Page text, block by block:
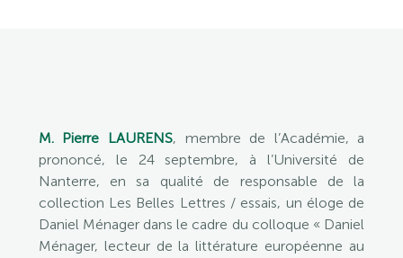
M. Pierre LAURENS, membre de l’Académie, a
prononcé, le 24 septembre, à l’Université de
Nanterre, en sa qualité de responsable de la
collection Les Belles Lettres / essais, un éloge de
Daniel Ménager dans le cadre du colloque « Daniel
Ménager, lecteur de la littérature européenne au